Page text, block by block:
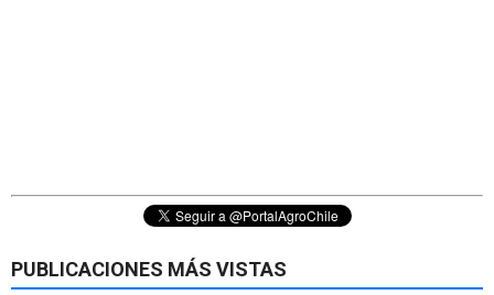
PUBLICACIONES MÁS VISTAS